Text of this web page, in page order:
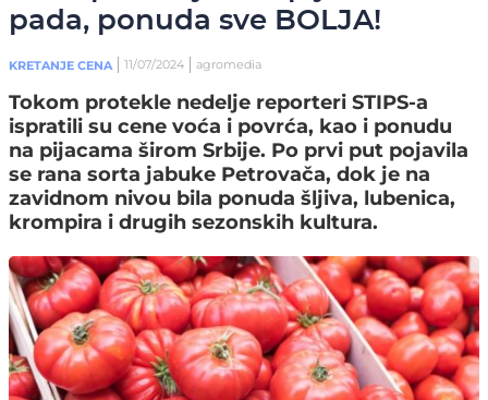
pada, ponuda sve BOLJA!
KRETANJE CENA 11/07/2024 agromedia
Tokom protekle nedelje reporteri STIPS-a
ispratili su cene voća i povrća, kao i ponudu
na pijacama širom Srbije. Po prvi put pojavila
se rana sorta jabuke Petrovača, dok je na
zavidnom nivou bila ponuda šljiva, lubenica,
krompira i drugih sezonskih kultura.